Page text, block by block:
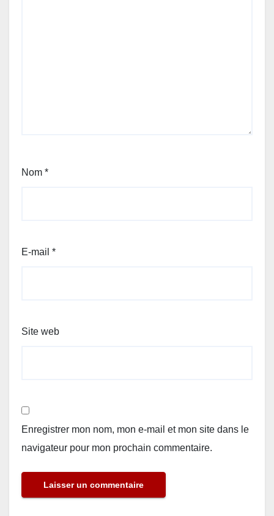
Nom *
E-mail *
Site web
Enregistrer mon nom, mon e-mail et mon site dans le
navigateur pour mon prochain commentaire.